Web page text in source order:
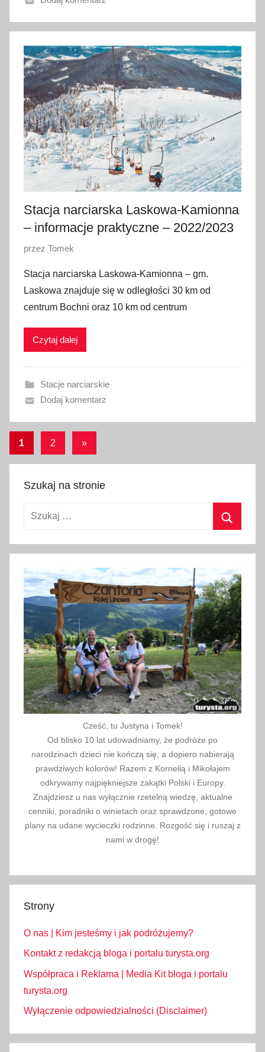
n
6
s
t
y
c
z
n
i
a
2
Stacja narciarska Laskowa-Kamionna
– informacje praktyczne – 2022/2023
O
u
b
l
i
a
n
3
s
t
y
a
2
0
2
przez Tomek
Stacja narciarska Laskowa-Kamionna – gm.
Laskowa znajduje się w odległości 30 km od
centrum Bochni oraz 10 km od centrum
Czytaj dalej
Stacje narciarskie
Dodaj komentarz
Stronicowanie
wpisów
1 2
Następne
»
Szukaj na stronie
Szukaj:
Cześć, tu Justyna i Tomek!
Od blisko 10 lat udowadniamy, że podróże po
narodzinach dzieci nie kończą się, a dopiero nabierają
prawdziwych kolorów! Razem z Kornelią i Mikołajem
odkrywamy najpiękniejsze zakątki Polski i Europy.
Znajdziesz u nas wyłącznie rzetelną wiedzę, aktualne
cenniki, poradniki o winietach oraz sprawdzone, gotowe
plany na udane wycieczki rodzinne. Rozgość się i ruszaj z
nami w drogę!
Strony
O nas | Kim jesteśmy i jak podróżujemy?
Kontakt z redakcją bloga i portalu turysta.org
Współpraca i Reklama | Media Kit bloga i portalu
turysta.org
Wyłączenie odpowiedzialności (Disclaimer)